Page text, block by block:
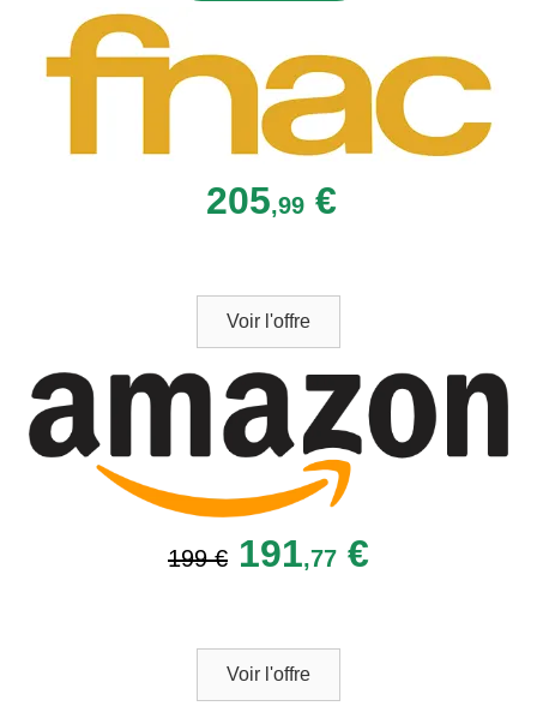
205,99 €
Voir l'offre
199 € 191,77 €
Voir l'offre